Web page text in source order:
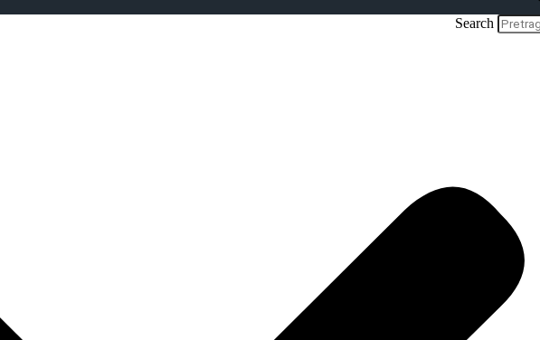
Search